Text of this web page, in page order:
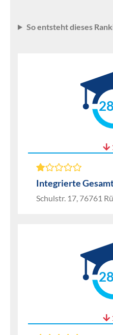
So entsteht dieses
Integrierte
Schulstr. 17, 76761